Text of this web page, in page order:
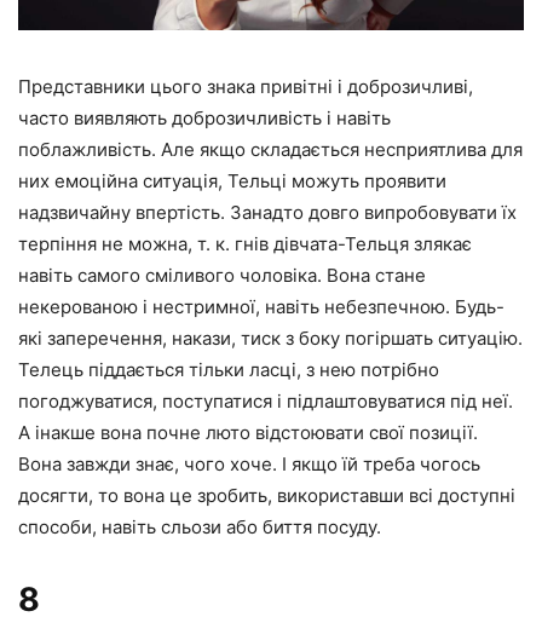
Представники цього знака привітні і доброзичливі,
часто виявляють доброзичливість і навіть
поблажливість. Але якщо складається несприятлива для
них емоційна ситуація, Тельці можуть проявити
надзвичайну впертість. Занадто довго випробовувати їх
терпіння не можна, т. к. гнів дівчата-Тельця злякає
навіть самого сміливого чоловіка. Вона стане
некерованою і нестримної, навіть небезпечною. Будь-
які заперечення, накази, тиск з боку погіршать ситуацію.
Телець піддається тільки ласці, з нею потрібно
погоджуватися, поступатися і підлаштовуватися під неї.
А інакше вона почне люто відстоювати свої позиції.
Вона завжди знає, чого хоче. І якщо їй треба чогось
досягти, то вона це зробить, використавши всі доступні
способи, навіть сльози або биття посуду.
8